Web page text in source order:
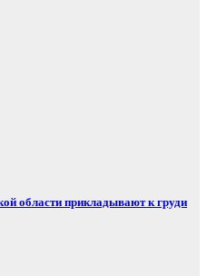
области прикладывают к груди